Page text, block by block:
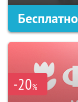
Бесплатно
-20%